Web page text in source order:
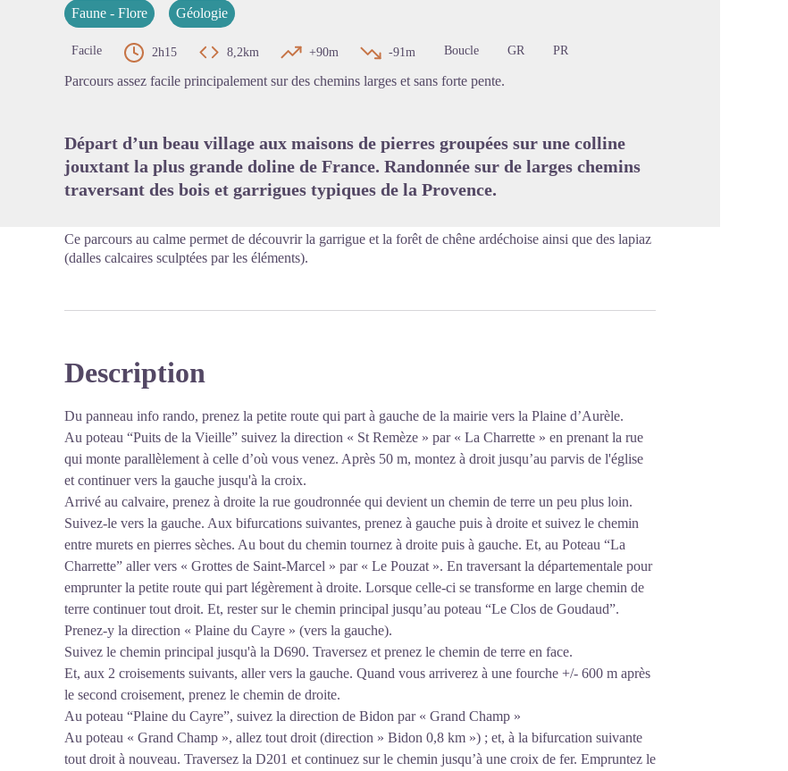
Faune - Flore Géologie
Facile 2h15 8,2km +90m -91m Boucle GR PR
Parcours assez facile principalement sur des chemins larges et sans forte pente.
Départ d’un beau village aux maisons de pierres groupées sur une colline
jouxtant la plus grande doline de France. Randonnée sur de larges chemins
traversant des bois et garrigues typiques de la Provence.
Ce parcours au calme permet de découvrir la garrigue et la forêt de chêne ardéchoise ainsi que des lapiaz
(dalles calcaires sculptées par les éléments).
Description
Du panneau info rando, prenez la petite route qui part à gauche de la mairie vers la Plaine d’Aurèle.
Au poteau “Puits de la Vieille” suivez la direction « St Remèze » par « La Charrette » en prenant la rue
qui monte parallèlement à celle d’où vous venez. Après 50 m, montez à droit jusqu’au parvis de l'église
et continuer vers la gauche jusqu'à la croix.
Arrivé au calvaire, prenez à droite la rue goudronnée qui devient un chemin de terre un peu plus loin.
Suivez-le vers la gauche. Aux bifurcations suivantes, prenez à gauche puis à droite et suivez le chemin
entre murets en pierres sèches. Au bout du chemin tournez à droite puis à gauche. Et, au Poteau “La
Charrette” aller vers « Grottes de Saint-Marcel » par « Le Pouzat ». En traversant la départementale pour
emprunter la petite route qui part légèrement à droite. Lorsque celle-ci se transforme en large chemin de
terre continuer tout droit. Et, rester sur le chemin principal jusqu’au poteau “Le Clos de Goudaud”.
Prenez-y la direction « Plaine du Cayre » (vers la gauche).
Suivez le chemin principal jusqu'à la D690. Traversez et prenez le chemin de terre en face.
Et, aux 2 croisements suivants, aller vers la gauche. Quand vous arriverez à une fourche +/- 600 m après
le second croisement, prenez le chemin de droite.
Au poteau “Plaine du Cayre”, suivez la direction de Bidon par « Grand Champ »
Au poteau « Grand Champ », allez tout droit (direction » Bidon 0,8 km ») ; et, à la bifurcation suivante
tout droit à nouveau. Traversez la D201 et continuez sur le chemin jusqu’à une croix de fer. Empruntez le